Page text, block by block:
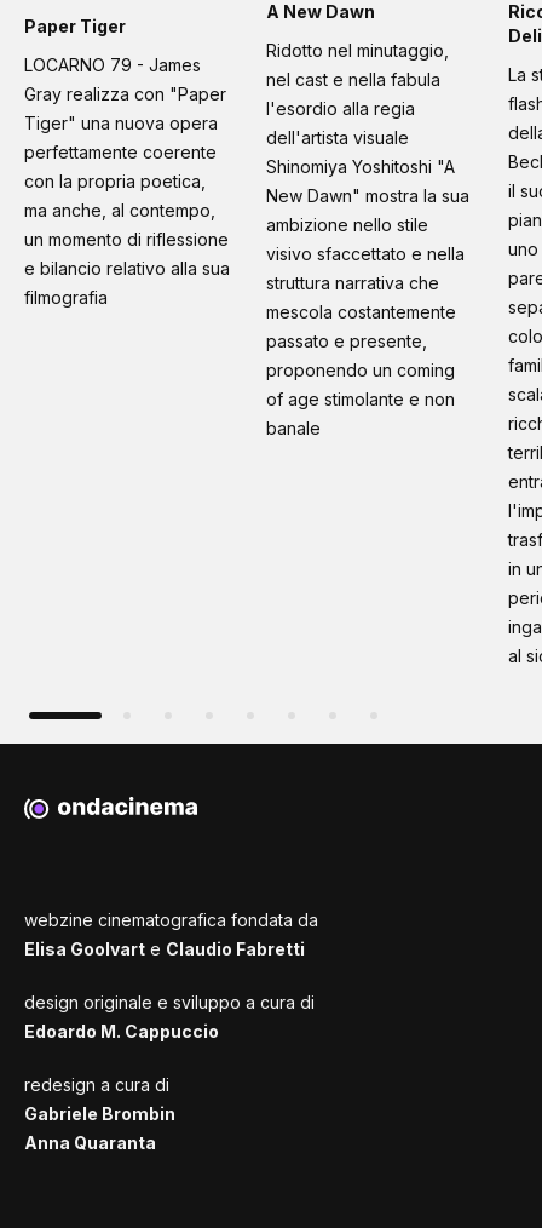
Paper Tiger
LOCARNO 79 - James
Gray realizza con "Paper
Tiger" una nuova opera
perfettamente coerente
con la propria poetica,
ma anche, al contempo,
un momento di riflessione
e bilancio relativo alla sua
filmografia
A New Dawn
Ridotto nel minutaggio,
nel cast e nella fabula
l'esordio alla regia
dell'artista visuale
Shinomiya Yoshitoshi "A
New Dawn" mostra la sua
ambizione nello stile
visivo sfaccettato e nella
struttura narrativa che
mescola costantemente
passato e presente,
proponendo un coming
of age stimolante e non
banale
La
il
in
al
webzine cinematografica fondata da
Elisa Goolvart e Claudio Fabretti
design originale e sviluppo a cura di
Edoardo M. Cappuccio
redesign a cura di
Gabriele Brombin
Anna Quaranta